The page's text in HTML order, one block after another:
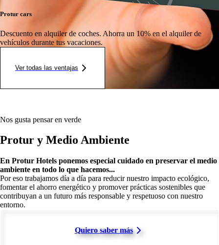
Protur cars
Descuento en alquiler de coches. Ahorra un 10% en el alquiler de
vehículos durante tus vacaciones.
Ver todas las ventajas
Nos gusta pensar en verde
Protur y Medio Ambiente
En Protur Hotels ponemos especial cuidado en preservar el medio
ambiente en todo lo que hacemos...
Por eso trabajamos día a día para reducir nuestro impacto ecológico,
fomentar el ahorro energético y promover prácticas sostenibles que
contribuyan a un futuro más responsable y respetuoso con nuestro
entorno.
Quiero saber más